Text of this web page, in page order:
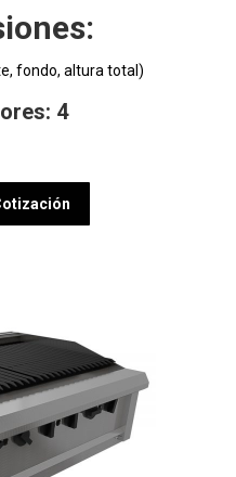
fondo, altura total)
4